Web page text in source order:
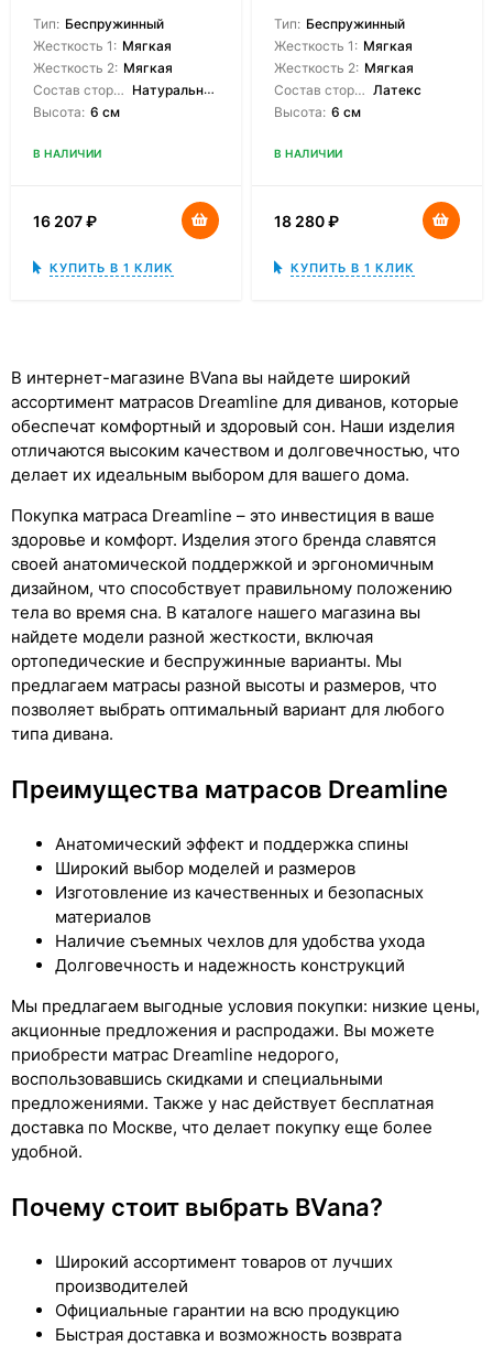
Тип: Беспружинный
Жесткость 1: Мягкая
Жесткость 2: Мягкая
Состав сторон: Натуральный латекс
Высота: 6 см
В НАЛИЧИИ
16 207₽
КУПИТЬ В 1 КЛИК
Тип: Беспружинный
Жесткость 1: Мягкая
Жесткость 2: Мягкая
Состав сторон: Латекс
Высота: 6 см
В НАЛИЧИИ
18 280₽
КУПИТЬ В 1 КЛИК
В интернет-магазине BVana вы найдете широкий
ассортимент матрасов Dreamline для диванов, которые
обеспечат комфортный и здоровый сон. Наши изделия
отличаются высоким качеством и долговечностью, что
делает их идеальным выбором для вашего дома.
Покупка матраса Dreamline – это инвестиция в ваше
здоровье и комфорт. Изделия этого бренда славятся
своей анатомической поддержкой и эргономичным
дизайном, что способствует правильному положению
тела во время сна. В каталоге нашего магазина вы
найдете модели разной жесткости, включая
ортопедические и беспружинные варианты. Мы
предлагаем матрасы разной высоты и размеров, что
позволяет выбрать оптимальный вариант для любого
типа дивана.
Преимущества матрасов Dreamline
Анатомический эффект и поддержка спины
Широкий выбор моделей и размеров
Изготовление из качественных и безопасных
материалов
Наличие съемных чехлов для удобства ухода
Долговечность и надежность конструкций
Мы предлагаем выгодные условия покупки: низкие цены,
акционные предложения и распродажи. Вы можете
приобрести матрас Dreamline недорого,
воспользовавшись скидками и специальными
предложениями. Также у нас действует бесплатная
доставка по Москве, что делает покупку еще более
удобной.
Почему стоит выбрать BVana?
Широкий ассортимент товаров от лучших
производителей
Официальные гарантии на всю продукцию
Быстрая доставка и возможность возврата